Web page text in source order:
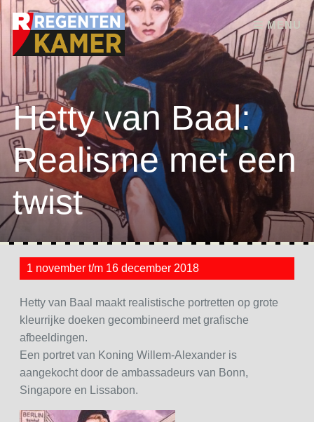
MENU
Skip to content
Hetty van Baal:
Realisme met een
twist
1 november t/m 16 december 2018
Hetty van Baal maakt realistische portretten op grote
kleurrijke doeken gecombineerd met grafische
afbeeldingen.
Een portret van Koning Willem-Alexander is
aangekocht door de ambassadeurs van Bonn,
Singapore en Lissabon.